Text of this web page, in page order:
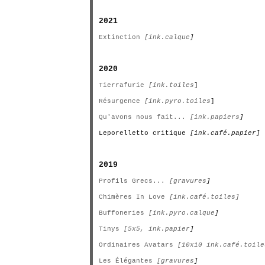
2021
Extinction [ink.calque ]
2020
Tierrafurie [ink.toiles]
Résurgence [ink.pyro.toiles]
Qu'avons nous fait... [ink.papiers ]
Leporelletto critique [ink.café.papier]
2019
Profils Grecs... [gravures ]
Chimères In Love [ink.café.toiles]
Buffoneries [ink.pyro.calque ]
Tinys [5x5, ink.papier ]
Ordinaires Avatars [10x10
Les Élégantes [gravures ]